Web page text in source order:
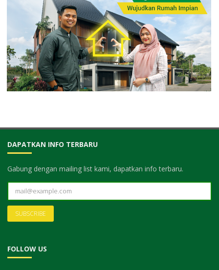
DAPATKAN INFO TERBARU
Gabung dengan mailing list kami, dapatkan info terbaru.
FOLLOW US